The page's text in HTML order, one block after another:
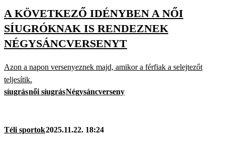
A KÖVETKEZŐ IDÉNYBEN A NŐI
SÍUGRÓKNAK IS RENDEZNEK
NÉGYSÁNCVERSENYT
Azon a napon versenyeznek majd, amikor a férfiak a selejtezőt
teljesítik.
síugrásnői síugrásNégysáncverseny
Téli sportok2025.11.22. 18:24